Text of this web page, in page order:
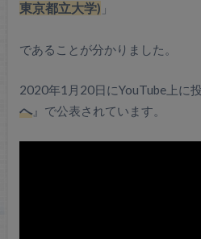
東京都立大学) 」
であることが分かりま した。
2020年1月20日にYouTube上に
へ』で公表されています。